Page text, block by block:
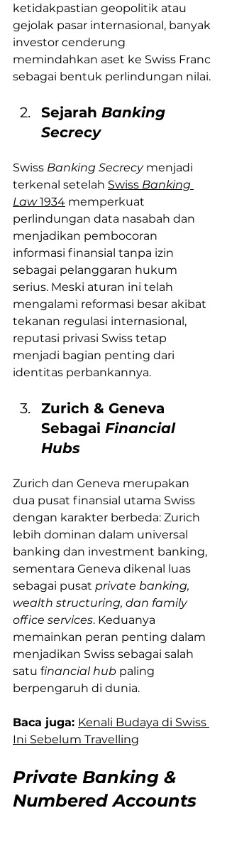
ketidakpastian geopolitik atau
gejolak pasar internasional, banyak
investor cenderung
memindahkan aset ke Swiss Franc
sebagai bentuk perlindungan nilai.
Sejarah Banking
Secrecy
Swiss Banking Secrecy menjadi
terkenal setelah Swiss Banking
Law 1934 memperkuat
perlindungan data nasabah dan
menjadikan pembocoran
informasi finansial tanpa izin
sebagai pelanggaran hukum
serius. Meski aturan ini telah
mengalami reformasi besar akibat
tekanan regulasi internasional,
reputasi privasi Swiss tetap
menjadi bagian penting dari
identitas perbankannya.
Zurich & Geneva
Sebagai Financial
Hubs
Zurich dan Geneva merupakan
dua pusat finansial utama Swiss
dengan karakter berbeda: Zurich
lebih dominan dalam universal
banking dan investment banking,
sementara Geneva dikenal luas
sebagai pusat private banking,
wealth structuring, dan family
office services. Keduanya
memainkan peran penting dalam
menjadikan Swiss sebagai salah
satu financial hub paling
berpengaruh di dunia.
Baca juga: Kenali Budaya di Swiss
Ini Sebelum Travelling
Private Banking &
Numbered Accounts